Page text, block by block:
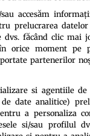
Politica de
accesăm
prelucrarea datelor
dvs. făcând clic mai
orice moment pe
partenerilor
si agentiile de
date analitice)
a personaliza
si/sau profilul